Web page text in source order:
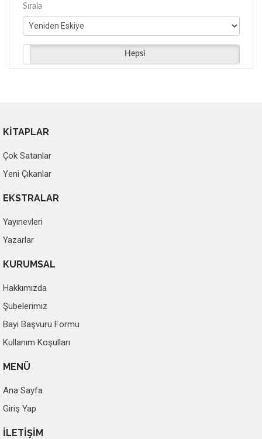
Sırala
Hepsi
KİTAPLAR
Çok Satanlar
Yeni Çıkanlar
EKSTRALAR
Yayınevleri
Yazarlar
KURUMSAL
Hakkımızda
Şubelerimiz
Bayi Başvuru Formu
Kullanım Koşulları
MENÜ
Ana Sayfa
Giriş Yap
İLETİŞİM